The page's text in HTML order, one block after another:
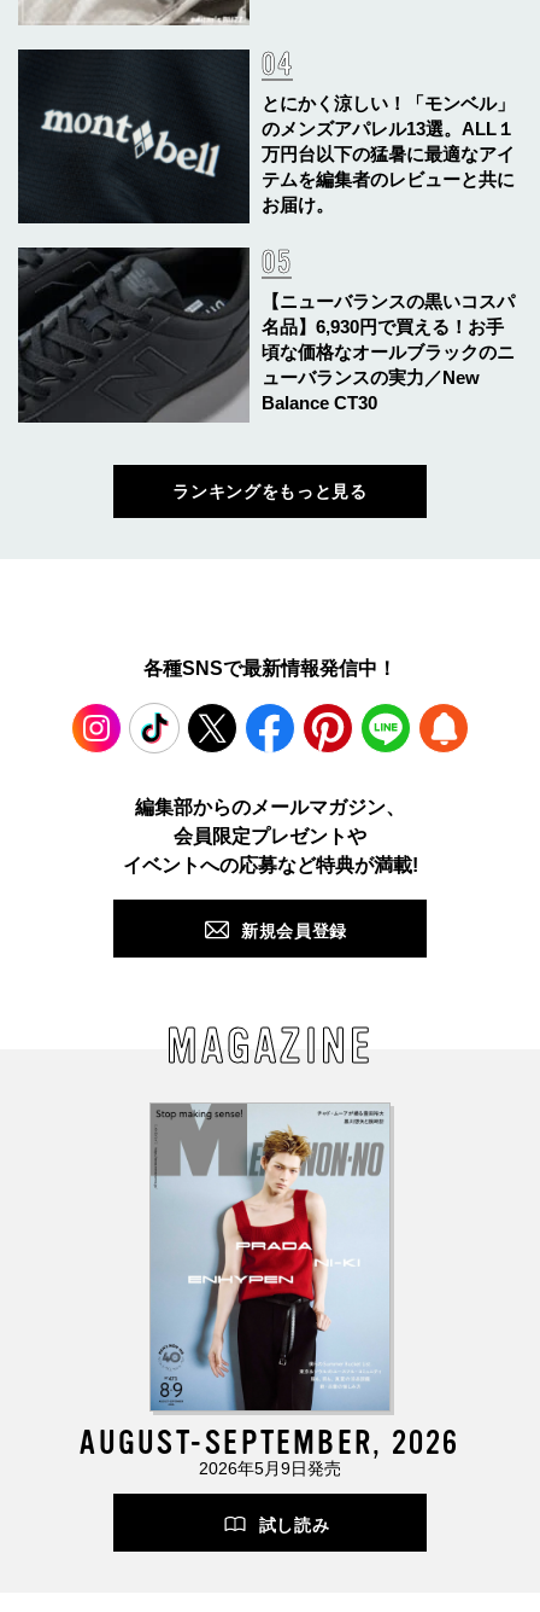
とにかく涼しい！「モンベル」
のメンズアパレル13選。ALL１
万円台以下の猛暑に最適なアイ
テムを編集者のレビューと共に
お届け。
【ニューバランスの黒いコスパ
名品】6,930円で買える！お手
頃な価格なオールブラックのニ
ューバランスの実力／New
Balance CT30
ランキングをもっと見る
各種SNSで最新情報発信中！
TikTok X Facebook Pinterest LINE
編集部からのメールマガジン、
会員限定プレゼントや
イベントへの応募など特典が満載!
新規会員登録
MAGAZINE
AUGUST-SEPTEMBER, 2026
2026年5月9日発売
試し読み